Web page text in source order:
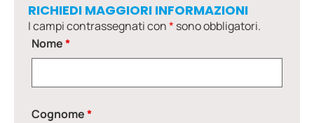
RICHIEDI MAGGIORI INFORMAZIONI
I campi contrassegnati con* sono obbligatori.
Nome*
Cognome*